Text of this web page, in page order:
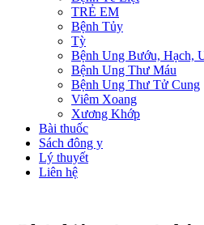
TRẺ EM
Bệnh Tủy
Tỳ
Bệnh Ung Bướu, Hạch,
Bệnh Ung Thư Máu
Bệnh Ung Thư Tử Cung
Viêm Xoang
Xương Khớp
Bài thuốc
Sách đông y
Lý thuyết
Liên hệ